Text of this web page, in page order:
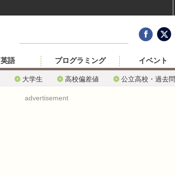
大学生 高校偏差値 公立高校・過去問
英語 プログラミング イベント
advertisement